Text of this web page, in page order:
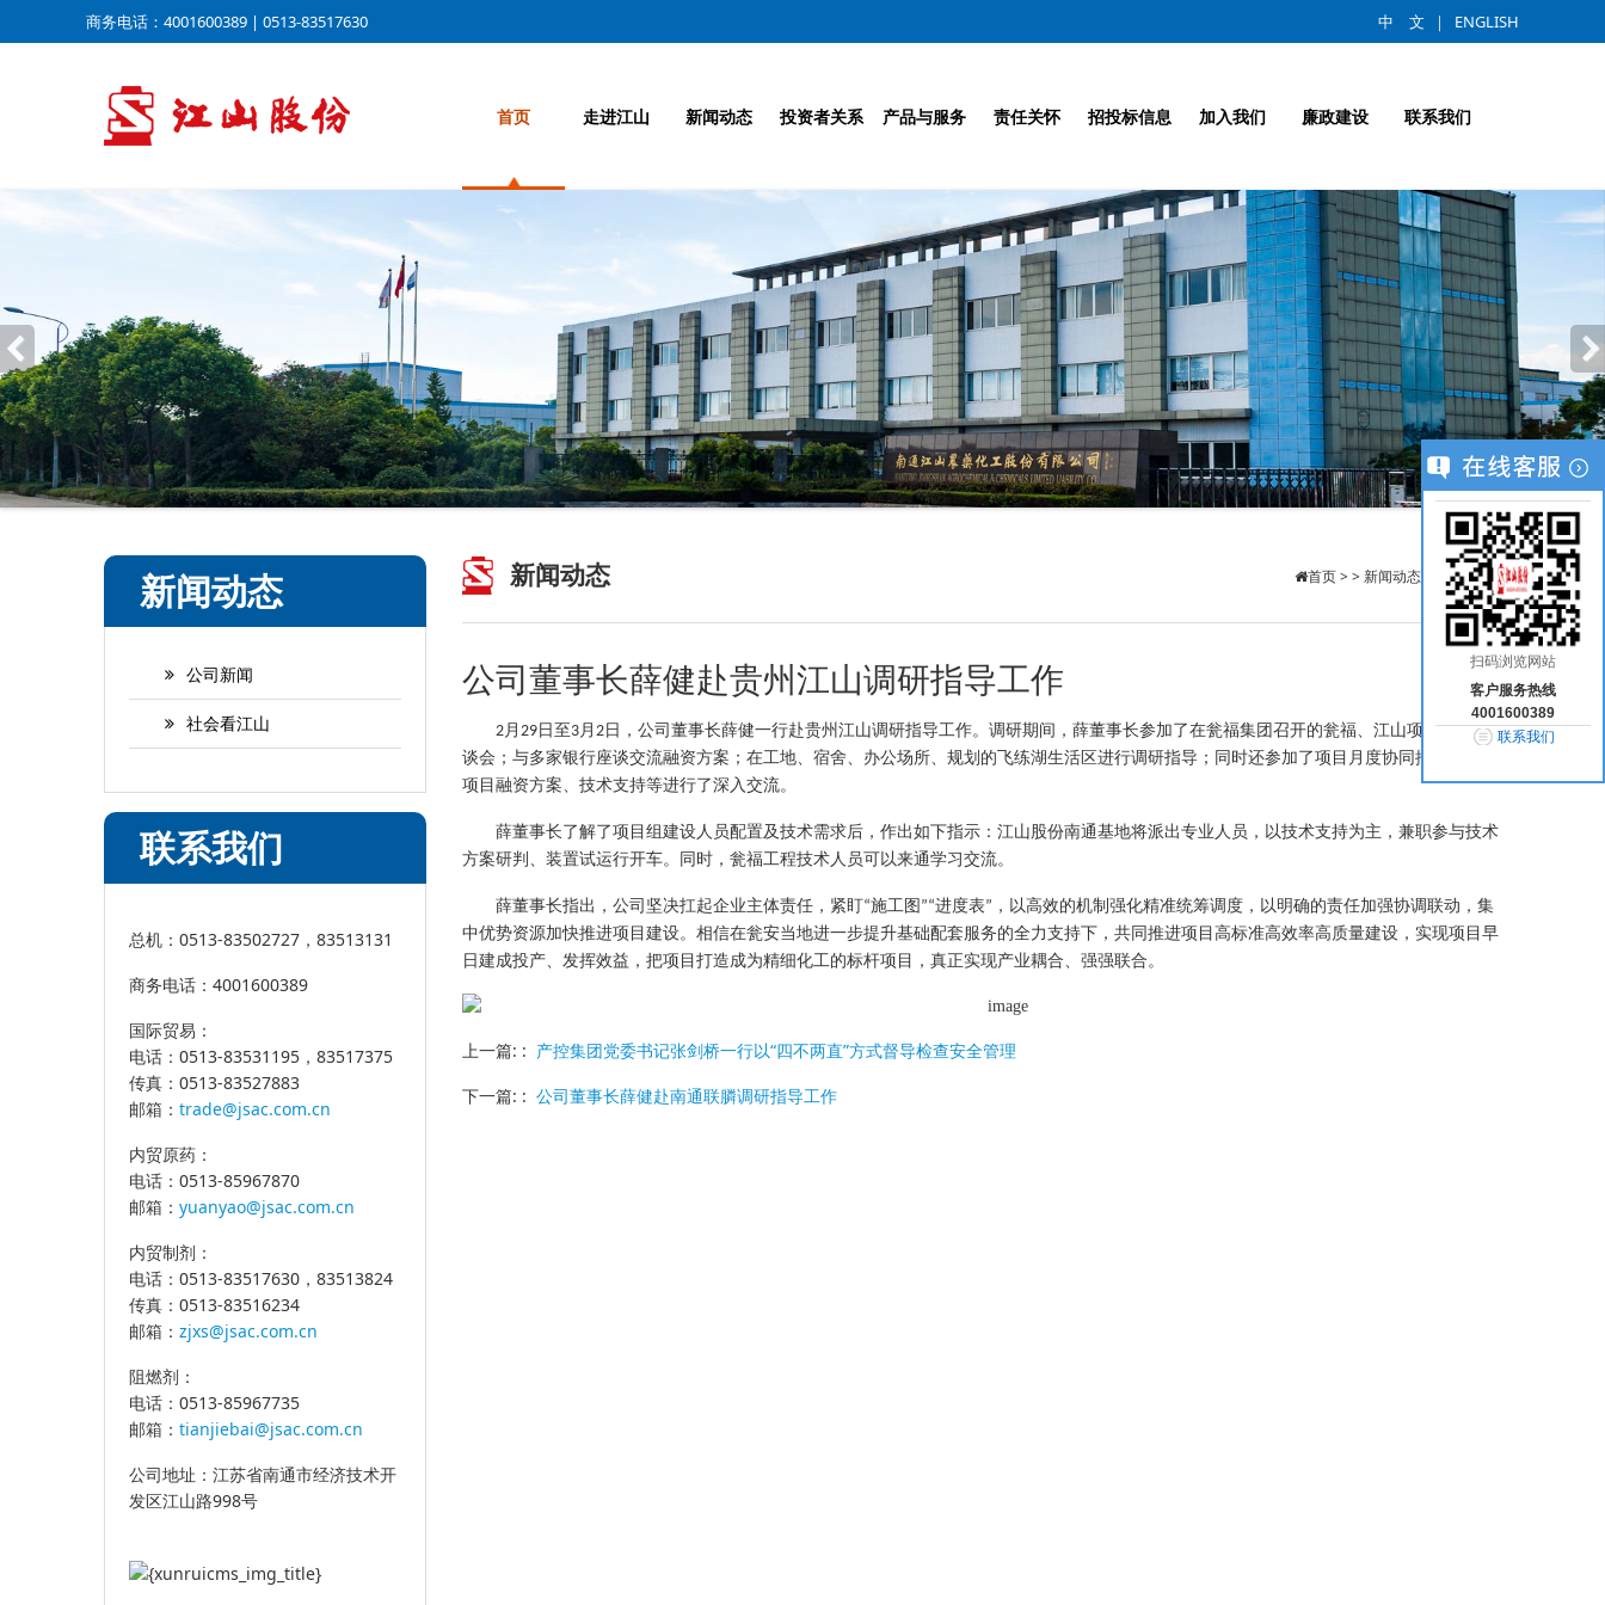
商务电话：4001600389 | 0513-83517630 中 文 ｜ ENGLISH
首页 走进江山 新闻动态 投资者关系 产品与服务 责任关怀 招投标信息 加入我们 廉政建设 联系我们
新闻动态
公司新闻
社会看江山
联系我们
总机：0513-83502727，83513131
商务电话：4001600389
国际贸易：
电话：0513-83531195，83517375
传真：0513-83527883
邮箱： trade@jsac.com.cn
内贸原药：
电话：0513-85967870
邮箱： yuanyao@jsac.com.cn
内贸制剂：
电话：0513-83517630，83513824
传真：0513-83516234
邮箱： zjxs@jsac.com.cn
阻燃剂：
电话：0513-85967735
邮箱： tianjiebai@jsac.com.cn
公司地址：江苏省南通市经济技术开
发区江山路998号
新闻动态 首页> >新闻动态 公司新闻
公司董事长薛健赴贵州江山调研指导工作
2 月 29日至3 月 2日，公司董事长薛健一行赴贵州江山调研指导工作。调研期间，薛董事长参加了在瓮福集团召开的瓮福、江山项目推进座
谈会；与多家银行座谈交流融资方案；在工地、宿舍、办公场所、规划的飞练湖生活区进行调研指导；同时还参加了项目月度协同推进会，就
项目融资方案、技术支持等进行了深入交流。
薛董事长了解了项目组建设人员配置及技术需求后，作出如下指示：江山股份南通基地将派出专业人员，以技术支持为主，兼职参与技术
方案研判、装置试运行开车。同时，瓮福工程技术人员可以来通学习交流。
薛董事长指出，公司坚决扛起企业主体责任，紧盯“施工图 ”“进度表” ，以高效的机制强化精准统筹调度，以明确的责任加强协调联动，集
中优势资源加快推进项目建设。相信在瓮安当地进一步提升基础配套服务的全力支持下，共同推进项目高标准高效率高质量建设，实现项目早
日建成投产、发挥效益，把项目打造成为精细化工的标杆项目，真正实现产业耦合、强强联合。
上一篇: : 产控集团党委书记张剑桥一行以“四不两直”方式督导检查安全管理
下一篇: : 公司董事长薛健赴南通联膦调研指导工作
扫码浏览网站
客户服务热线
4001600389
联系我们